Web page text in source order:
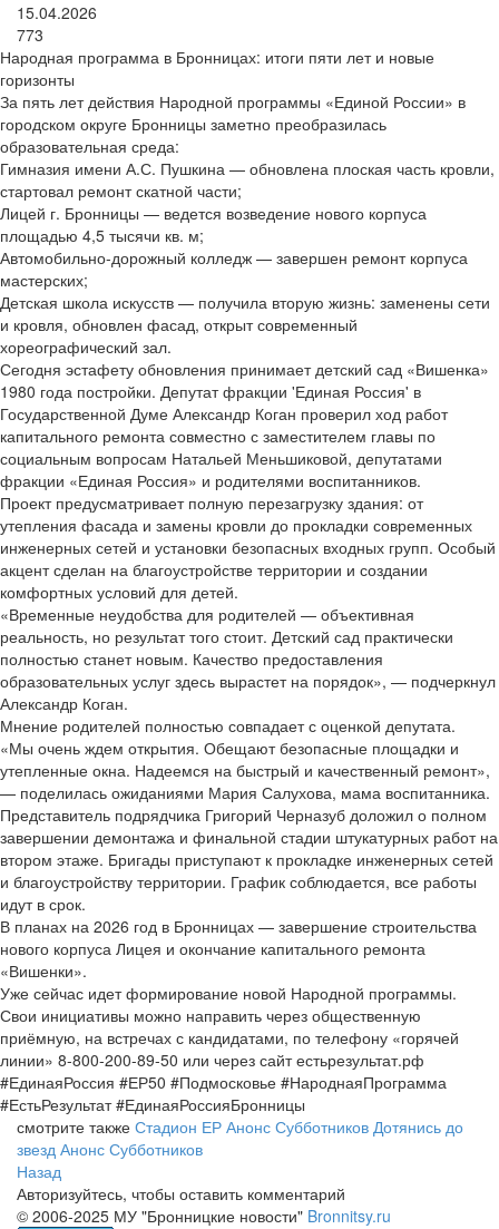
15.04.2026
773
Народная программа в Бронницах: итоги пяти лет и новые
горизонты
За пять лет действия Народной программы «Единой России» в
городском округе Бронницы заметно преобразилась
образовательная среда:
Гимназия имени А.С. Пушкина — обновлена плоская часть кровли,
стартовал ремонт скатной части;
Лицей г. Бронницы — ведется возведение нового корпуса
площадью 4,5 тысячи кв. м;
Автомобильно-дорожный колледж — завершен ремонт корпуса
мастерских;
Детская школа искусств — получила вторую жизнь: заменены сети
и кровля, обновлен фасад, открыт современный
хореографический зал.
Сегодня эстафету обновления принимает детский сад «Вишенка»
1980 года постройки. Депутат фракции 'Единая Россия' в
Государственной Думе Александр Коган проверил ход работ
капитального ремонта совместно с заместителем главы по
социальным вопросам Натальей Меньшиковой, депутатами
фракции «Единая Россия» и родителями воспитанников.
Проект предусматривает полную перезагрузку здания: от
утепления фасада и замены кровли до прокладки современных
инженерных сетей и установки безопасных входных групп. Особый
акцент сделан на благоустройстве территории и создании
комфортных условий для детей.
«Временные неудобства для родителей — объективная
реальность, но результат того стоит. Детский сад практически
полностью станет новым. Качество предоставления
образовательных услуг здесь вырастет на порядок», — подчеркнул
Александр Коган.
Мнение родителей полностью совпадает с оценкой депутата.
«Мы очень ждем открытия. Обещают безопасные площадки и
утепленные окна. Надеемся на быстрый и качественный ремонт»,
— поделилась ожиданиями Мария Салухова, мама воспитанника.
Представитель подрядчика Григорий Черназуб доложил о полном
завершении демонтажа и финальной стадии штукатурных работ на
втором этаже. Бригады приступают к прокладке инженерных сетей
и благоустройству территории. График соблюдается, все работы
идут в срок.
В планах на 2026 год в Бронницах — завершение строительства
нового корпуса Лицея и окончание капитального ремонта
«Вишенки».
Уже сейчас идет формирование новой Народной программы.
Свои инициативы можно направить через общественную
приёмную, на встречах с кандидатами, по телефону «горячей
линии» 8-800-200-89-50 или через сайт естьрезультат.рф
#ЕдинаяРоссия #ЕР50 #Подмосковье #НароднаяПрограмма
#ЕстьРезультат #ЕдинаяРоссияБронницы
смотрите также Стадион ЕР Анонс Субботников Дотянись до
звезд Анонс Субботников
Назад
Авторизуйтесь, чтобы оставить комментарий
© 2006-2025 МУ "Бронницкие новости" Bronnitsy.ru